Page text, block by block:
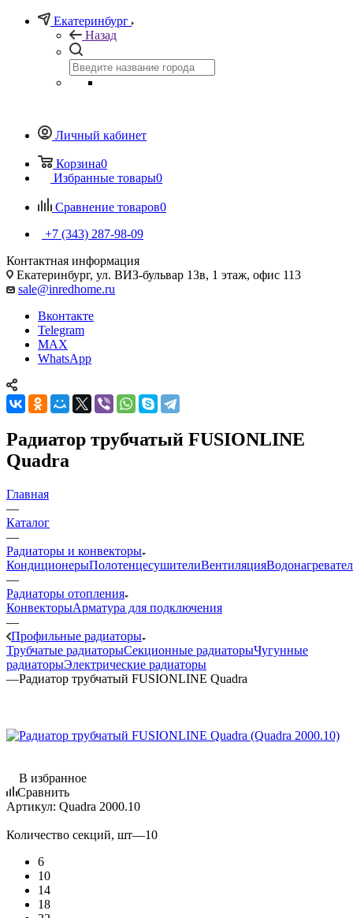
Екатеринбург
Назад
Личный кабинет
Корзина0
Избранные товары0
Сравнение товаров0
+7 (343) 287-98-09
Контактная информация
Екатеринбург, ул. ВИЗ-бульвар 13в, 1 этаж, офис 113
sale@inredhome.ru
Вконтакте
Telegram
MAX
WhatsApp
Радиатор трубчатый FUSIONLINE
Quadra
Главная
—
Каталог
—
Радиаторы и конвекторы
КондиционерыПолотенцесушителиВентиляция
—
Радиаторы отопления
КонвекторыАрматура для подключения
—
Профильные радиаторы
Трубчатые радиаторыСекционные радиаторыЧугунные
радиаторыЭлектрические радиаторы
—Радиатор трубчатый FUSIONLINE Quadra
В избранное
Сравнить
Артикул: Quadra 2000.10
Количество секций, шт—10
6
10
14
18